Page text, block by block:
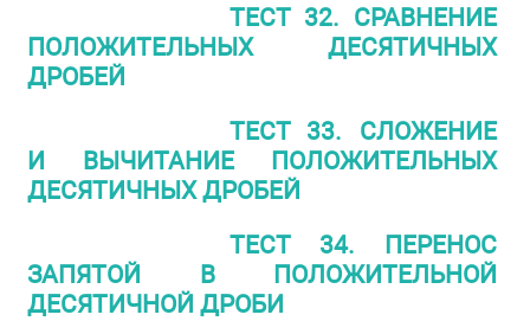
ТЕСТ 32. СРАВНЕНИЕ
ПОЛОЖИТЕЛЬНЫХ ДЕСЯТИЧНЫХ
ДРОБЕЙ
ТЕСТ 33. СЛОЖЕНИЕ
И ВЫЧИТАНИЕ ПОЛОЖИТЕЛЬНЫХ
ДЕСЯТИЧНЫХ ДРОБЕЙ
ТЕСТ 34. ПЕРЕНОС
ЗАПЯТОЙ В ПОЛОЖИТЕЛЬНОЙ
ДЕСЯТИЧНОЙ ДРОБИ